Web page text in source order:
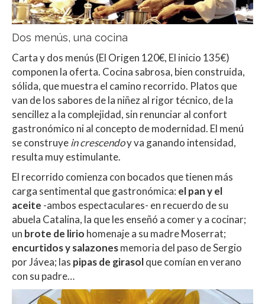
Dos menús, una cocina
Carta y dos menús (El Origen 120€, El inicio 135€)
componen la oferta. Cocina sabrosa, bien construida,
sólida, que muestra el camino recorrido. Platos que
van de los sabores de la niñez al rigor técnico, de la
sencillez a la complejidad, sin renunciar al confort
gastronómico ni al concepto de modernidad. El menú
se construyein crescendoy va ganando intensidad,
resulta muy estimulante.
El recorrido comienza con bocados que tienen más
carga sentimental que gastronómica: el pan y el
aceite -ambos espectaculares- en recuerdo de su
abuela Catalina, la que les enseñó a comer y a cocinar;
un brote de lirio homenaje a su madre Moserrat;
encurtidos y salazonesmemoria del paso de Sergio
por Jávea; las pipas de girasolque comían en verano
con su padre…